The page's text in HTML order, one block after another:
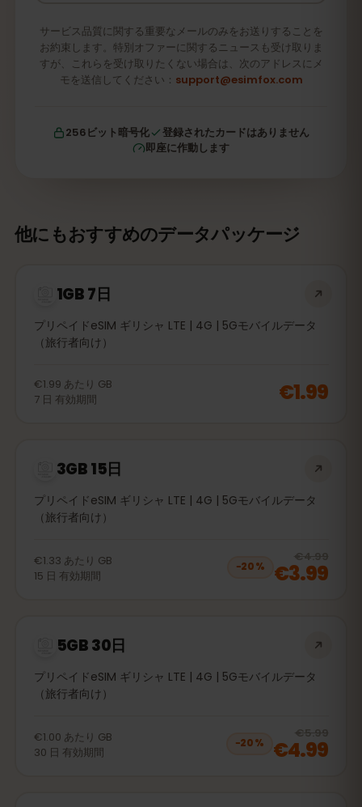
サービス品質に関する重要なメールのみをお送りすることを
お約束します。特別オファーに関するニュースも受け取りま
すが、これらを受け取りたくない場合は、次のアドレスにメ
モを送信してください： support@esimfox.com
256ビット暗号化
登録されたカードはありません
即座に作動します
他にもおすすめのデータパッケージ
1GB 7日
プリペイドeSIM ギリシャ LTE | 4G | 5Gモバイルデータ
（旅行者向け）
€1.99 あたり GB
7 日 有効期間 €1.99
3GB 15日
プリペイドeSIM ギリシャ LTE | 4G | 5Gモバイルデータ
（旅行者向け）
€1.33 あたり GB
15 日 有効期間
−20%
€4.99
€3.99
5GB 30日
プリペイドeSIM ギリシャ LTE | 4G | 5Gモバイルデータ
（旅行者向け）
€1.00 あたり GB
30 日 有効期間
−20%
€5.99
€4.99